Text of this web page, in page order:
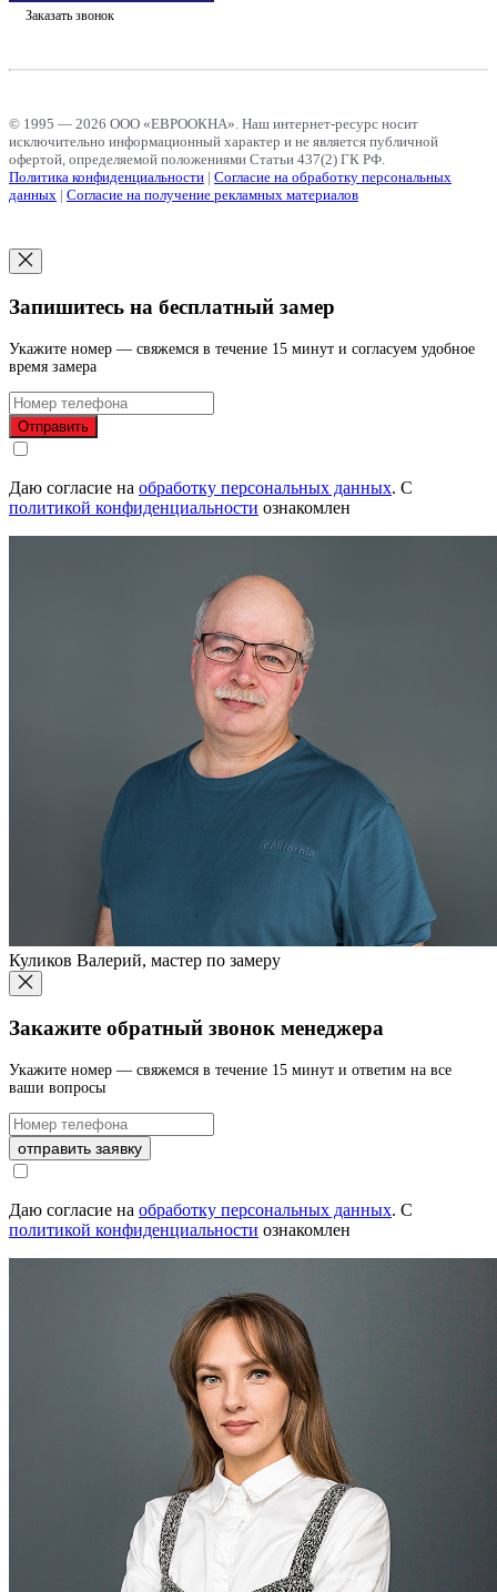
Заказать звонок
© 1995 — 2026 ООО «ЕВРООКНА». Наш интернет-ресурс носит
исключительно информационный характер и не является публичной
офертой, определяемой положениями Статьи 437(2) ГК РФ.
Политика конфиденциальности | Согласие на обработку персональных
данных | Согласие на получение рекламных материалов
Запишитесь на бесплатный замер
Укажите номер — свяжемся в течение 15 минут и согласуем удобное
время замера
Отправить
Даю согласие на обработку персональных данных. С
политикой конфиденциальности ознакомлен
Куликов Валерий, мастер по замеру
Закажите обратный звонок менеджера
Укажите номер — свяжемся в течение 15 минут и ответим на все
ваши вопросы
отправить заявку
Даю согласие на обработку персональных данных. С
политикой конфиденциальности ознакомлен